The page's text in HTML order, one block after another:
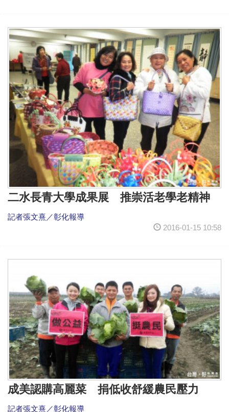
二水長青大學成果展 推崇活老學老精神
記者張文熹／彰化報導
2016-01-15 10:58
成美認購高麗菜 捐低收舒緩農民壓力
記者張文熹／彰化報導